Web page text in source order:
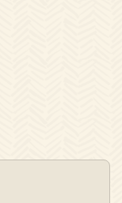
YOUTUBE
OP TIKTOK